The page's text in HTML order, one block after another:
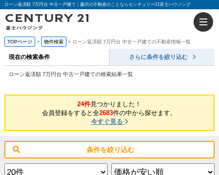
ローン返済額 7万円台 中古一戸建て｜藤沢の不動産のことならセンチュリー21富士ハウジング
TOPページ 物件検索 ローン返済額 7万円台 中古一戸建ての不動産情報一覧
現在の検索条件 さらに条件を絞り込む
ローン返済額 7万円台 中古一戸建ての検索結果一覧
24件見つかりました！
会員登録をすると全2683件の中から探せます。
今すぐ見る
条件を絞り込む